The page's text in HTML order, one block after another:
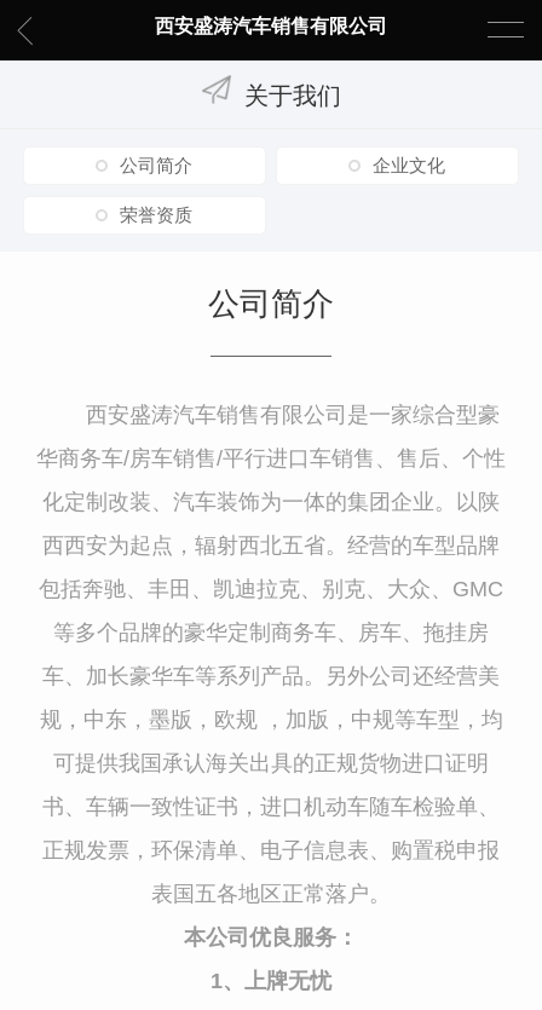
西安盛涛汽车销售有限公司
关于我们
公司简介 企业文化
荣誉资质
公司简介
西安盛涛汽车销售有限公司是一家综合型豪
华商务车/房车销售/平行进口车销售、售后、个性
化定制改装、汽车装饰为一体的集团企业。以陕
西西安为起点，辐射西北五省。经营的车型品牌
包括奔驰、丰田、凯迪拉克、别克、大众、GMC
等多个品牌的豪华定制商务车、房车、拖挂房
车、加长豪华车等系列产品。另外公司还经营美
规，中东，墨版，欧规 ，加版，中规等车型，均
可提供我国承认海关出具的正规货物进口证明
书、车辆一致性证书，进口机动车随车检验单、
正规发票，环保清单、电子信息表、购置税申报
表国五各地区正常落户。
本公司优良服务：
1、上牌无忧